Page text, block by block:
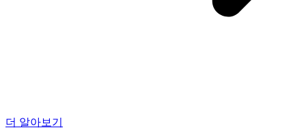
더 알아보기